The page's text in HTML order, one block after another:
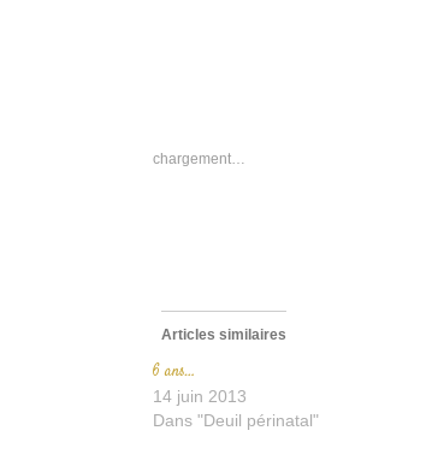
chargement…
Articles similaires
6 ans…
14 juin 2013
Dans "Deuil périnatal"